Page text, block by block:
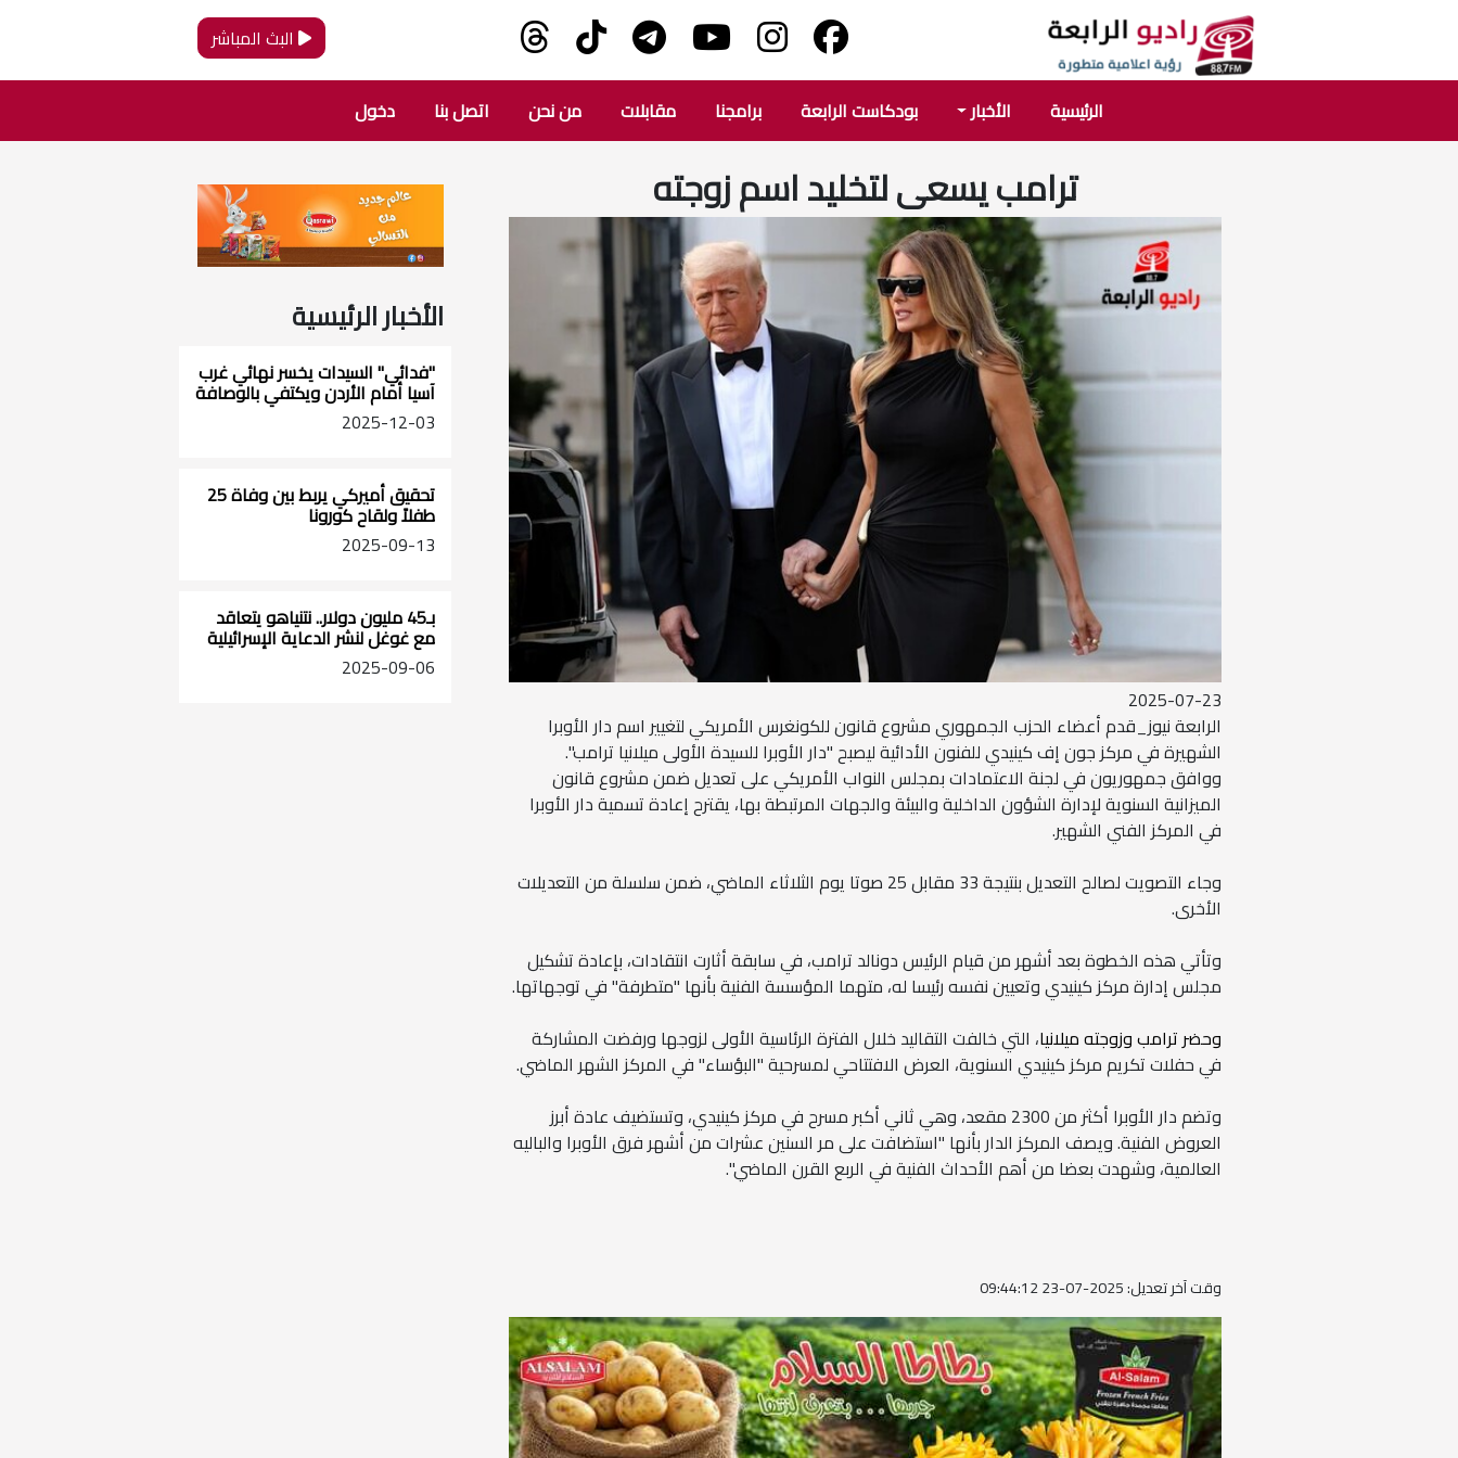
البث المباشر
الرئيسية الأخبار بودكاست الرابعة برامجنا مقابلات من نحن اتصل بنا دخول
ترامب يسعى لتخليد اسم زوجته
2025-07-23
الرابعة نيوز_قدم أعضاء الحزب الجمهوري مشروع قانون للكونغرس الأمريكي لتغيير اسم دار الأوبرا
الشهيرة في مركز جون إف كينيدي للفنون الأدائية ليصبح "دار الأوبرا للسيدة الأولى ميلانيا ترامب".
ووافق جمهوريون في لجنة الاعتمادات بمجلس النواب الأمريكي على تعديل ضمن مشروع قانون
الميزانية السنوية لإدارة الشؤون الداخلية والبيئة والجهات المرتبطة بها، يقترح إعادة تسمية دار الأوبرا
في المركز الفني الشهير.
وجاء التصويت لصالح التعديل بنتيجة 33 مقابل 25 صوتا يوم الثلاثاء الماضي، ضمن سلسلة من التعديلات
الأخرى.
وتأتي هذه الخطوة بعد أشهر من قيام الرئيس دونالد ترامب، في سابقة أثارت انتقادات، بإعادة تشكيل
مجلس إدارة مركز كينيدي وتعيين نفسه رئيسا له، متهما المؤسسة الفنية بأنها "متطرفة" في توجهاتها.
وحضر ترامب وزوجته ميلانيا، التي خالفت التقاليد خلال الفترة الرئاسية الأولى لزوجها ورفضت المشاركة
في حفلات تكريم مركز كينيدي السنوية، العرض الافتتاحي لمسرحية "البؤساء" في المركز الشهر الماضي.
وتضم دار الأوبرا أكثر من 2300 مقعد، وهي ثاني أكبر مسرح في مركز كينيدي، وتستضيف عادة أبرز
العروض الفنية. ويصف المركز الدار بأنها "استضافت على مر السنين عشرات من أشهر فرق الأوبرا والباليه
العالمية، وشهدت بعضا من أهم الأحداث الفنية في الربع القرن الماضي".
وقت آخر تعديل: 2025-07-23 09:44:12
الأخبار الرئيسية
"فدائي" السيدات يخسر نهائي غرب
آسيا أمام الأردن ويكتفي بالوصافة
2025-12-03
تحقيق أميركي يربط بين وفاة 25
طفلاً ولقاح كورونا
2025-09-13
بـ45 مليون دولار.. نتنياهو يتعاقد
مع غوغل لنشر الدعاية الإسرائيلية
2025-09-06